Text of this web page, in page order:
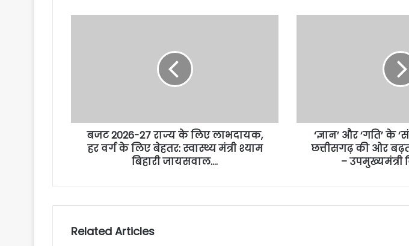
बजट 2026-27 राज्य के लिए लाभदायक,
हर वर्ग के लिए बेहतर: स्वास्थ्य मंत्री श्याम
बिहारी जायसवाल….
‘ज्ञान’ और ‘गति’ के
छत्तीसगढ़ की ओर
– उपमुख्यमंत्री
Related Articles